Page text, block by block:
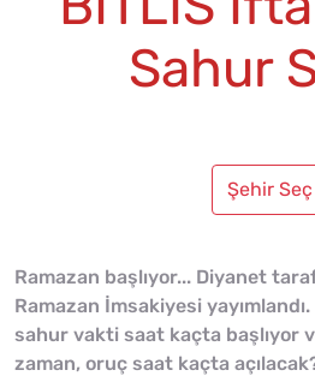
Sahur
Şehir Seç
Ramazan başlıyor... Diyanet
Ramazan İmsakiyesi
sahur vakti saat kaçta başlıyor
zaman, oruç saat kaçta